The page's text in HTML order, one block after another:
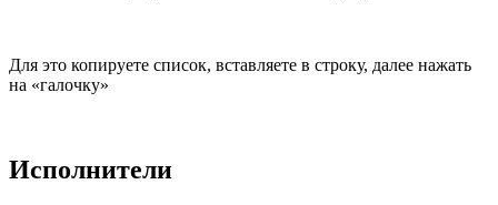
Для это копируете список, вставляете в строку, далее нажать
на «галочку»
Исполнители